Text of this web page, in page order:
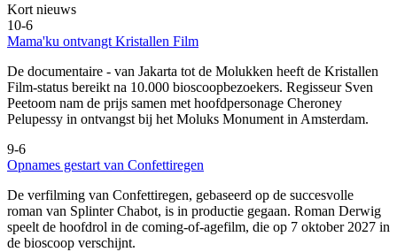
Kort nieuws
10-6
Mama'ku ontvangt Kristallen Film
De documentaire - van Jakarta tot de Molukken heeft de Kristallen
Film-status bereikt na 10.000 bioscoopbezoekers. Regisseur Sven
Peetoom nam de prijs samen met hoofdpersonage Cheroney
Pelupessy in ontvangst bij het Moluks Monument in Amsterdam.
9-6
Opnames gestart van Confettiregen
De verfilming van Confettiregen, gebaseerd op de succesvolle
roman van Splinter Chabot, is in productie gegaan. Roman Derwig
speelt de hoofdrol in de coming-of-agefilm, die op 7 oktober 2027 in
de bioscoop verschijnt.